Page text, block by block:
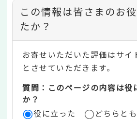
コ
ン
テ
ン
ツ
評
この情報は皆さまのお
たか？
お寄せいただいた評価はサイ
とさせていただきます。
質問：このページの内容は役
か？
役に立った
どちらと